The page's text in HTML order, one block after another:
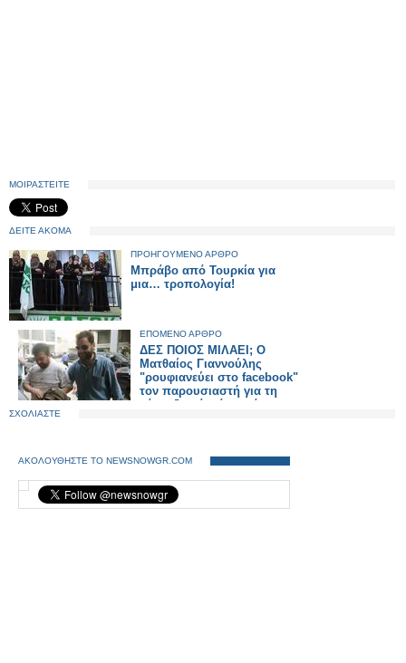
ΜΟΙΡΑΣΤΕΙΤΕ
ΔΕΙΤΕ ΑΚΟΜΑ
ΠΡΟΗΓΟΥΜΕΝΟ ΑΡΘΡΟ
Μπράβο από Τουρκία για
μια… τροπολογία!
ΕΠΟΜΕΝΟ ΑΡΘΡΟ
ΔΕΣ ΠΟΙΟΣ ΜΙΛΑΕΙ; Ο
Ματθαίος Γιαννούλης
"ρουφιανεύει στο facebook"
τον παρουσιαστή για τη
κόκα, ξεχνάει όμως όταν τον
ΣΧΟΛΙΑΣΤΕ
ΑΚΟΛΟΥΘΗΣΤΕ ΤΟ NEWSNOWGR.COM